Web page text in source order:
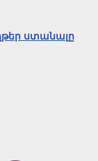
ստանալը